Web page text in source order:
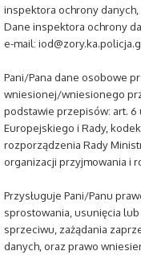
inspektora ochrony danych,
Dane inspektora ochrony
e-mail:
Pani/Pana dane osobowe
wniesionej/wniesionego
podstawie przepisów: art. 6
Europejskiego i Rady,
rozporządzenia Rady
organizacji przyjmowania i
Przysługuje Pani/Panu
sprostowania, usunięcia
sprzeciwu, zażądania
danych, oraz prawo